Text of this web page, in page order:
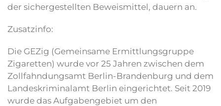
der sichergestellten Beweismittel, dauern an.
Zusatzinfo:
Die GEZig (Gemeinsame Ermittlungsgruppe
Zigaretten) wurde vor 25 Jahren zwischen dem
Zollfahndungsamt Berlin-Brandenburg und dem
Landeskriminalamt Berlin eingerichtet. Seit 2019
wurde das Aufgabengebiet um den